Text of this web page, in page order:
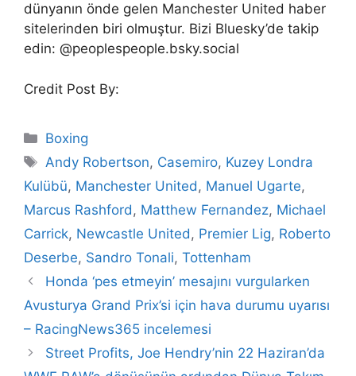
dünyanın önde gelen Manchester United haber
sitelerinden biri olmuştur. Bizi Bluesky’de takip
edin: @peoplespeople.bsky.social
Credit Post By:
Categories
Boxing
Tags
Andy Robertson, Casemiro, Kuzey Londra
Kulübü, Manchester United , Manuel Ugarte,
Marcus Rashford , Matthew Fernandez, Michael
Carrick, Newcastle United , Premier Lig, Roberto
Deserbe, Sandro Tonali, Tottenham
Honda ‘pes etmeyin’ mesajını vurgularken
Avusturya Grand Prix’si için hava durumu uyarısı
– RacingNews365 incelemesi
Street Profits, Joe Hendry’nin 22 Haziran’da